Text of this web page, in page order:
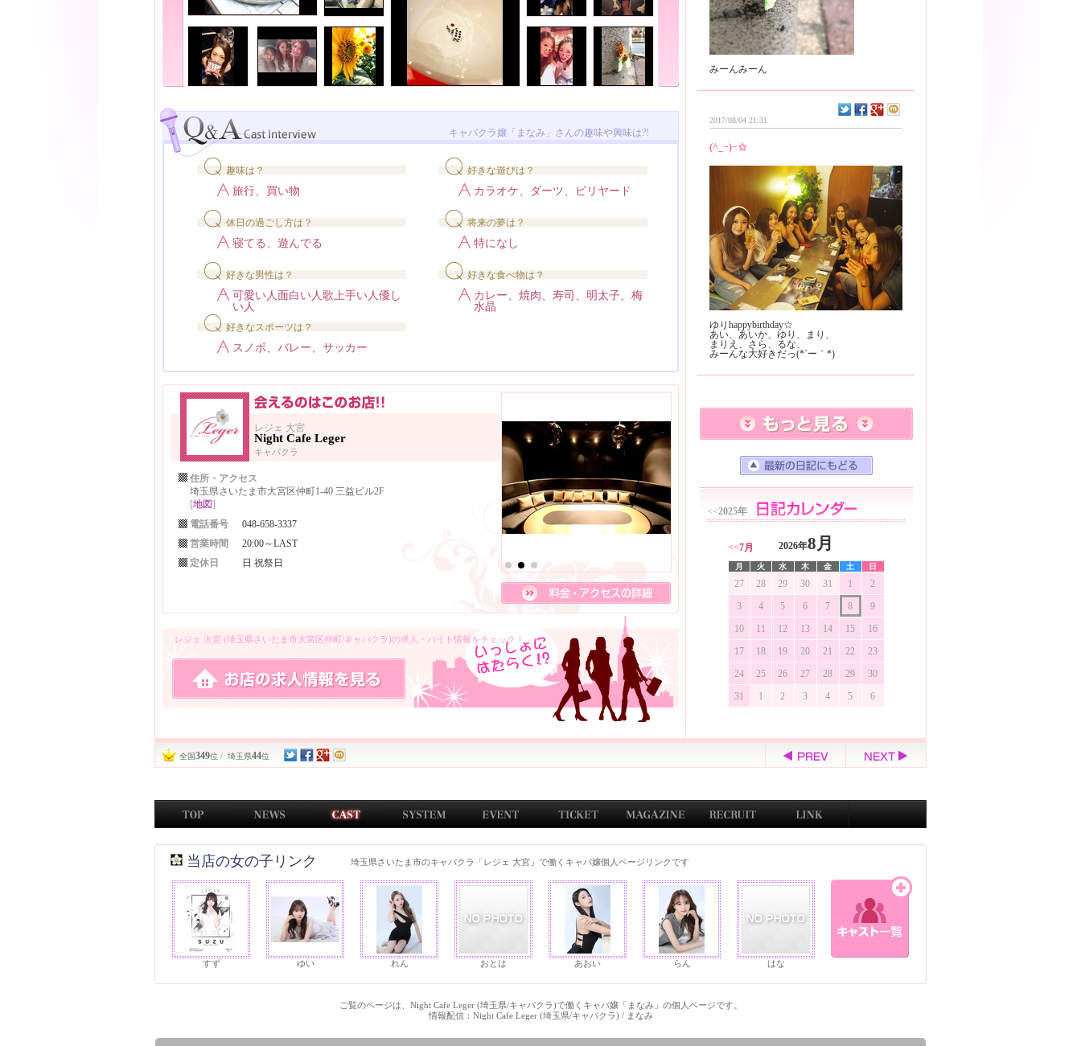
キャバクラ嬢「まなみ」さんの趣味や興味は?!
趣味は？
旅行、買い物
好きな遊びは？
カラオケ、ダーツ、ビリヤード
休日の過ごし方は？
寝てる、遊んでる
将来の夢は？
特になし
好きな男性は？
可愛い人面白い人歌上手い人優し
い人
好きな食べ物は？
カレー、焼肉、寿司、明太子、梅
水晶
好きなスポーツは？
スノボ、バレー、サッカー
レジェ 大宮
Night Cafe Leger
キャバクラ
住所・アクセス
埼玉県さいたま市大宮区仲町1-40 三益ビル2F
[地図]
電話番号
048-658-3337
営業時間
20:00～LAST
定休日
日 祝祭日
レジェ 大宮 (埼玉県さいたま市大宮区仲町/キャバクラ)の求人・バイト情報をチェック！
2017/08/04 21:31
(^_−)−☆
ゆりhappybirthday☆
あい、あいか、ゆり、まり、
まりえ、さら、るな、
<<2025年
2026年8月
<<7月
月 火 水 木 金 土 日
27 28 29 30 31 1
2
3
4 5 6 7 8
9
10
11 12 13 14 15
16
17
18 19 20 21 22
23
24
25 26 27 28 29
30
31
1 2 3 4 5 6
全国349位 / 埼玉県44位
当店の女の子リンク 埼玉県さいたま市のキャバクラ「レジェ 大宮」で働くキャバ嬢個人ページリンクです
すず ゆい れん おとは あおい らん はな
ご覧のページは、Night Cafe Leger (埼玉県/キャバクラ)で働くキャバ嬢「まなみ」の個人ページです。
情報配信：Night Cafe Leger (埼玉県/キャバクラ) / まなみ